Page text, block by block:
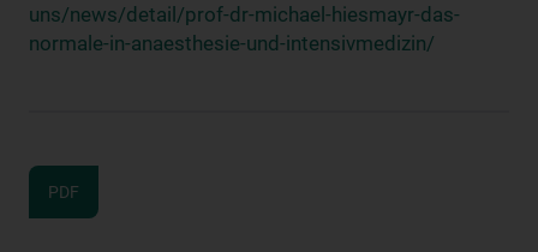
uns/news/detail/prof-dr-michael-hiesmayr-das-
normale-in-anaesthesie-und-intensivmedizin/
PDF